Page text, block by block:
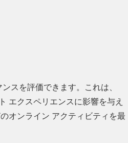
スを評価できます。これは、
エクスペリエンスに影響を与え
オンライン アクティビティを最